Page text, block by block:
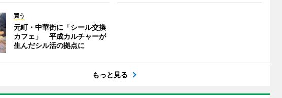
買う
元町・中華街に「シール交換
カフェ」 平成カルチャーが
生んだシル活の拠点に
もっと見る